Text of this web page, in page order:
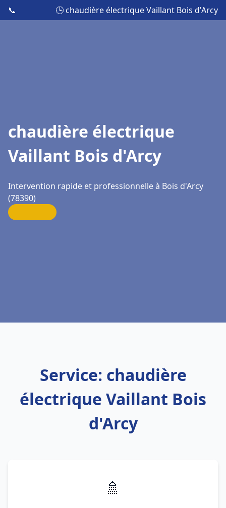
📞 🕒 chaudière électrique Vaillant Bois d'Arcy
chaudière électrique
Vaillant Bois d'Arcy
Intervention rapide et professionnelle à Bois d'Arcy
(78390)
Service: chaudière
électrique Vaillant Bois
d'Arcy
🚿